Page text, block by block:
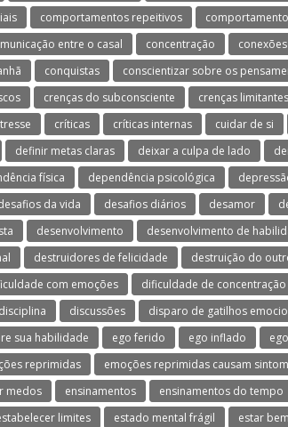
comportamentos repeitivos
entre o casal concentração
conquistas conscientizar sobre os
crenças do subconsciente crenças limitantes
críticas críticas internas cuidar de si
definir metas claras deixar a culpa de lado
física dependência psicológica
da vida desafios diários desamor
desenvolvimento desenvolvimento de
destruidores de felicidade destruição do
com emoções dificuldade de concentração
disciplina discussões disparo de gatilhos
sua habilidade ego ferido ego inflado
reprimidas emoções reprimidas causam
medos ensinamentos ensinamentos do tempo
limites estado mental frágil estar